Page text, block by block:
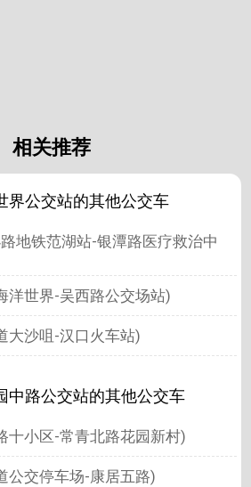
相关推荐
界公交站的其他公交车
地铁范湖站-银潭路医疗救治中
洋世界-吴西路公交场站)
大沙咀-汉口火车站)
中路公交站的其他公交车
十小区-常青北路花园新村)
公交停车场-康居五路)